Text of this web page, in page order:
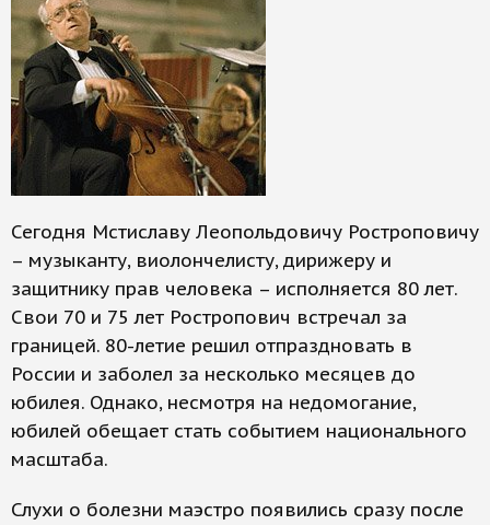
Сегодня Мстиславу Леопольдовичу Ростроповичу
– музыканту, виолончелисту, дирижеру и
защитнику прав человека – исполняется 80 лет.
Свои 70 и 75 лет Ростропович встречал за
границей. 80-летие решил отпраздновать в
России и заболел за несколько месяцев до
юбилея. Однако, несмотря на недомогание,
юбилей обещает стать событием национального
масштаба.
Слухи о болезни маэстро появились сразу после